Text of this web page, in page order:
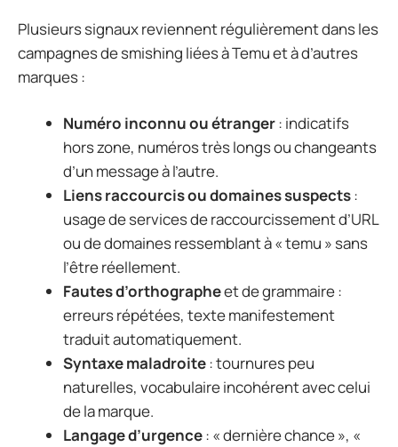
Plusieurs signaux reviennent régulièrement dans les
campagnes de smishing liées à Temu et à d’autres
marques :
Numéro inconnu ou étranger: indicatifs
hors zone, numéros très longs ou changeants
d’un message à l’autre.
Liens raccourcis ou domaines suspects:
usage de services de raccourcissement d’URL
ou de domaines ressemblant à « temu » sans
l’être réellement.
Fautes d’orthographeet de grammaire :
erreurs répétées, texte manifestement
traduit automatiquement.
Syntaxe maladroite: tournures peu
naturelles, vocabulaire incohérent avec celui
de la marque.
Langage d’urgence: « dernière chance », «